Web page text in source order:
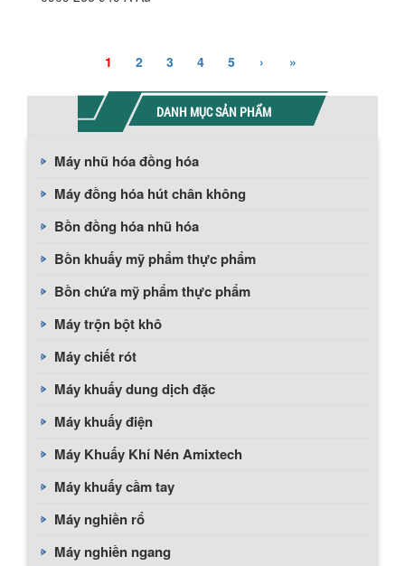
1 2 3 4 5 › »
DANH MỤC SẢN PHẨM
Máy nhũ hóa đồng hóa
Máy đồng hóa hút chân không
Bồn đồng hóa nhũ hóa
Bồn khuấy mỹ phẩm thực phẩm
Bồn chứa mỹ phẩm thực phẩm
Máy trộn bột khô
Máy chiết rót
Máy khuấy dung dịch đặc
Máy khuấy điện
Máy Khuấy Khí Nén Amixtech
Máy khuấy cầm tay
Máy nghiền rổ
Máy nghiền ngang